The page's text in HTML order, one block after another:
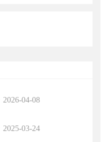
2026-04-08
2025-03-24